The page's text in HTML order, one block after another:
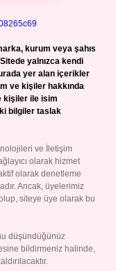
kurum veya şahıs
yalnızca kendi
yer alan içerikler
ve kişiler hakkında
kişiler ile isim
bilgiler taslak
ve İletişim
olarak hizmet
olarak denetleme
Ancak, üyelerimiz
siteye üye olarak bu
düşündüğünüz
bildirmeniz halinde,